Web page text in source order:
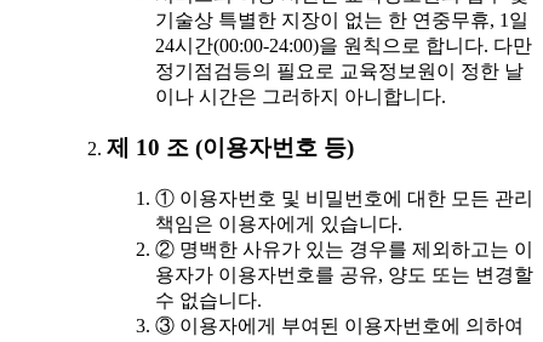
기술상 특별한 지장이 없는 한 연중무휴, 1일
24시간(00:00-24:00)을 원칙으로 합니다. 다만
정기점검등의 필요로 교육정보원이 정한 날
이나 시간은 그러하지 아니합니다.
제 10 조 (이용자번호 등)
① 이용자번호 및 비밀번호에 대한 모든 관리
책임은 이용자에게 있습니다.
② 명백한 사유가 있는 경우를 제외하고는 이
용자가 이용자번호를 공유, 양도 또는 변경할
수 없습니다.
③ 이용자에게 부여된 이용자번호에 의하여